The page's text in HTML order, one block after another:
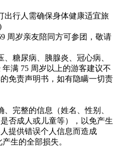
出行人需确保身体健康适宜旅
周岁亲友陪同方可参团，敬请
糖尿病、胰腺炎、冠心病、
满 75 周岁以上的游客建议不
免责声明书，如有隐瞒一切责
完整的信息（姓名、性别、
否成人或儿童等），以免产生
提供错误个人信息而造成
生的全部损失。